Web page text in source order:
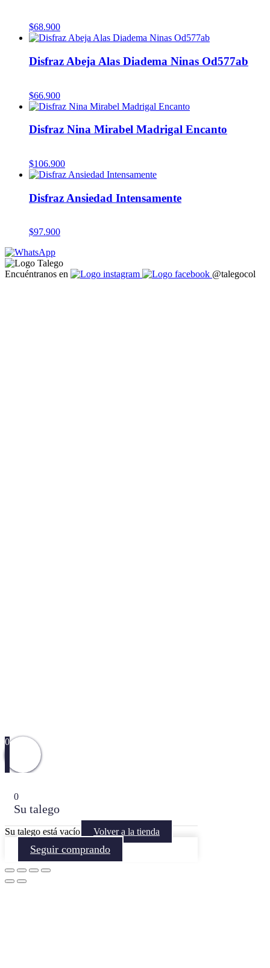
$68.900
Disfraz Abeja Alas Diadema Ninas Od577ab
$66.900
Disfraz Nina Mirabel Madrigal Encanto
$106.900
Disfraz Ansiedad Intensamente
$97.900
Encuéntranos en @talegocol
0
0
Su talego
Su talego está vacío Volver a la tienda
Seguir comprando